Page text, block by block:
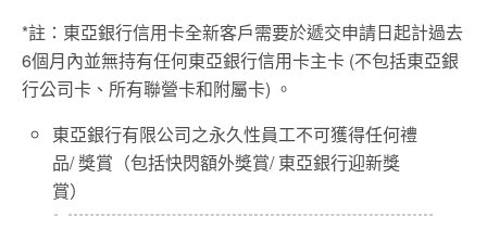
*註：東亞銀行信用卡全新客戶需要於遞交申請日起計過去
6個月內並無持有任何東亞銀行信用卡主卡 (不包括東亞銀
行公司卡、所有聯營卡和附屬卡) 。
東亞銀行有限公司之永久性員工不可獲得任何禮
品/獎賞（包括快閃額外獎賞/東亞銀行迎新獎
賞）